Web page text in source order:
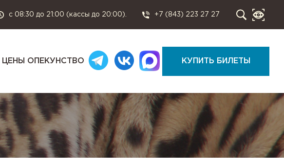
с 08:30 до 21:00 (кассы до 20:00). +7 (843) 223 27 27
ЦЕНЫ ОПЕКУНСТВО КУПИТЬ БИЛЕТЫ